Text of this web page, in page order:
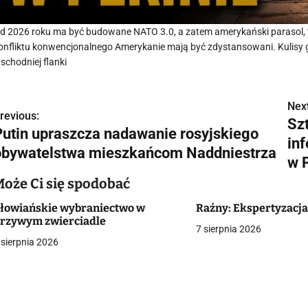
2026 roku ma być budowane NATO 3.0, a zatem amerykański
konwencjonalnego Amerykanie mają być zdystansowani.
flanki
upraszcza nadawanie rosyjskiego
mieszkańcom Naddniestrza
w
Ci się spodobać
wybraniectwo w
zwierciadle
2026
Raźny:
7 sierpnia 2026